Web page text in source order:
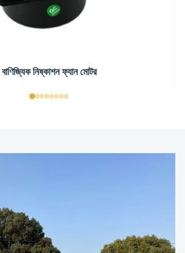
বাণিজ্যিক নিষ্কাশন ফ্যান মোটর